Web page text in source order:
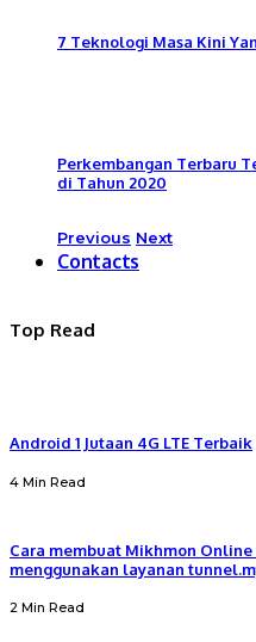
7 Teknologi Masa Kini
Perkembangan Terbaru
di Tahun 2020
Previous Next
Contacts
Top Read
Android 1 Jutaan 4G LTE Terbaik
4 Min Read
Cara membuat Mikhmon
menggunakan layanan
2 Min Read